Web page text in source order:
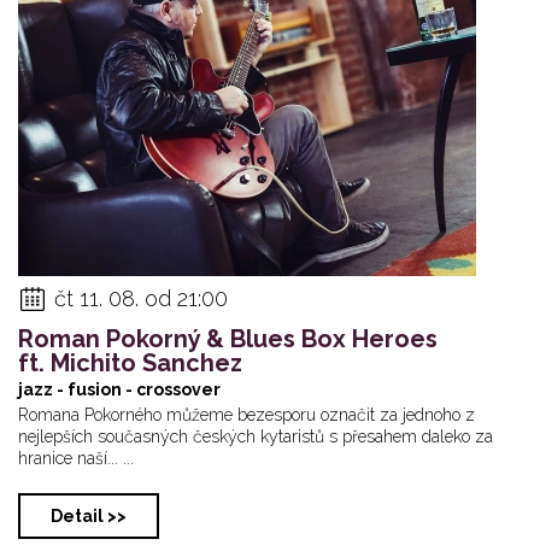
čt 11. 08. od 21:00
Roman Pokorný & Blues Box Heroes
ft. Michito Sanchez
jazz - fusion - crossover
Romana Pokorného můžeme bezesporu označit za jednoho z
nejlepších současných českých kytaristů s přesahem daleko za
hranice naší... ...
Detail >>